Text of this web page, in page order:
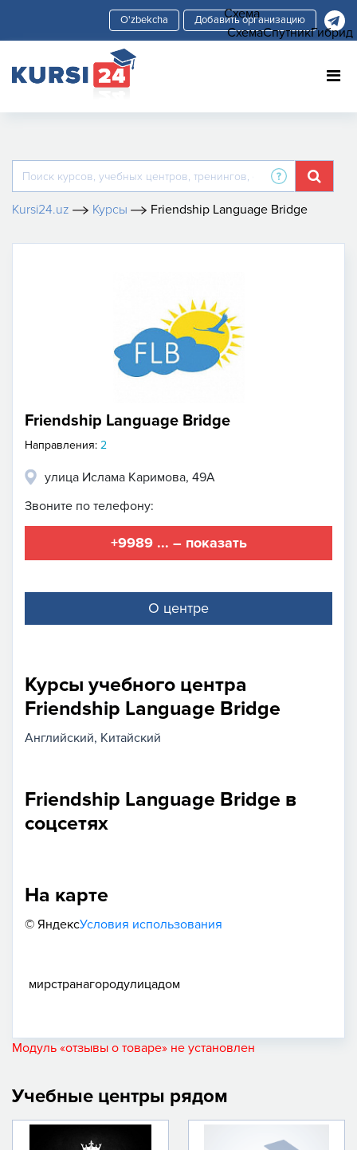
Добавить организацию
Kursi24.uz Курсы Friendship Language Bridge
Friendship Language Bridge
Направления: 2
улица Ислама Каримова, 49А
Звоните по телефону:
+9989 ... – показать
О центре
Курсы учебного центра
Friendship Language Bridge
Английский Китайский
Friendship Language Bridge в
соцсетях
На карте
© ЯндексУсловия использования
Схема
СхемаСпутникГибрид
мирстранагородулицадом
Модуль «отзывы о товаре» не установлен
Учебные центры рядом